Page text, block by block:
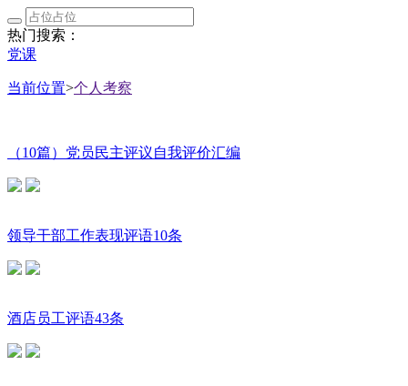
热门搜索：
党课
当前位置>个人考察
（10篇）党员民主评议自我评价汇编
领导干部工作表现评语10条
酒店员工评语43条